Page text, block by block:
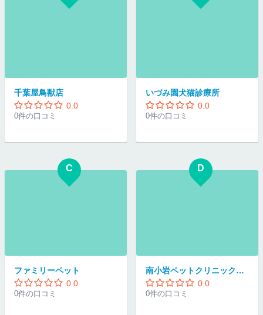
千葉屋鳥獣店
0.0
0件の口コミ
いづみ園犬猫診療所
0.0
0件の口コミ
C
ファミリーペット
0.0
0件の口コミ
D
南小岩ペットクリニック医療サポートセンター
0.0
0件の口コミ